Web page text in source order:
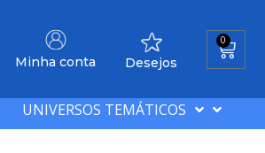
Minha conta Desejos
0
UNIVERSOS TEMÁTICOS